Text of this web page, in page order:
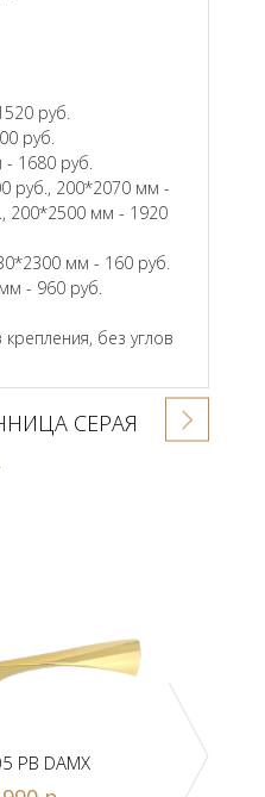
руб.
руб.
1680 руб.
руб., 200*2070 мм -
200*2500 мм - 1920
мм - 160 руб.
- 960 руб.
без углов
СЕРАЯ
PB DAMX